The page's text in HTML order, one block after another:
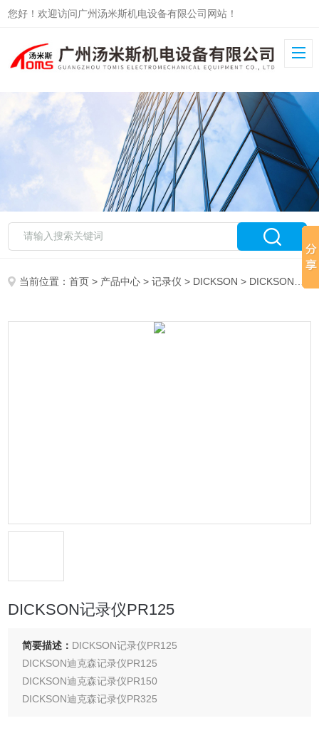
您好！欢迎访问广州汤米斯机电设备有限公司网站！
当前位置：首页 > 产品中心 >记录仪 > DICKSON > DICKSON记录仪PR125
DICKSON记录仪PR125
简要描述： DICKSON记录仪PR125
DICKSON迪克森记录仪PR125
DICKSON迪克森记录仪PR150
DICKSON迪克森记录仪PR325